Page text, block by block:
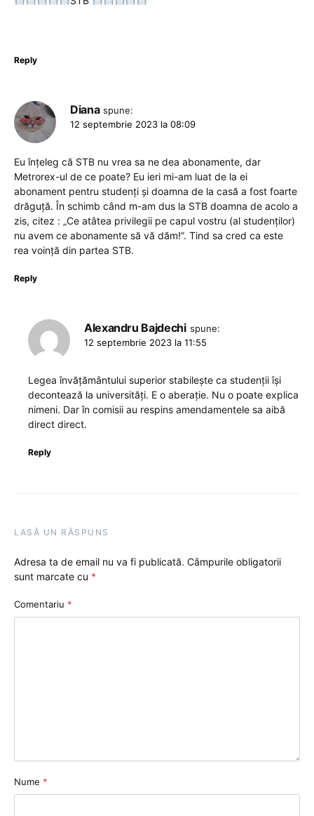
Reply
Diana spune:
12 septembrie 2023 la 08:09
Eu înțeleg că STB nu vrea sa ne dea abonamente, dar
Metrorex-ul de ce poate? Eu ieri mi-am luat de la ei
abonament pentru studenți și doamna de la casă a fost foarte
drăguță. În schimb când m-am dus la STB doamna de acolo a
zis, citez : „Ce atâtea privilegii pe capul vostru (al studenților)
nu avem ce abonamente să vă dăm!”. Tind sa cred ca este
rea voință din partea STB.
Reply
Alexandru Bajdechi spune:
12 septembrie 2023 la 11:55
Legea învățământului superior stabilește ca studenții își
decontează la universități. E o aberație. Nu o poate explica
nimeni. Dar în comisii au respins amendamentele sa aibă
direct direct.
Reply
LASĂ UN RĂSPUNS
Adresa ta de email nu va fi publicată. Câmpurile obligatorii
sunt marcate cu *
Comentariu *
Nume *